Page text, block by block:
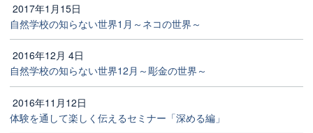
2017年1月15日
自然学校の知らない世界1月～ネコの世界～
2016年12月 4日
自然学校の知らない世界12月～彫金の世界～
2016年11月12日
体験を通して楽しく伝えるセミナー「深める編」